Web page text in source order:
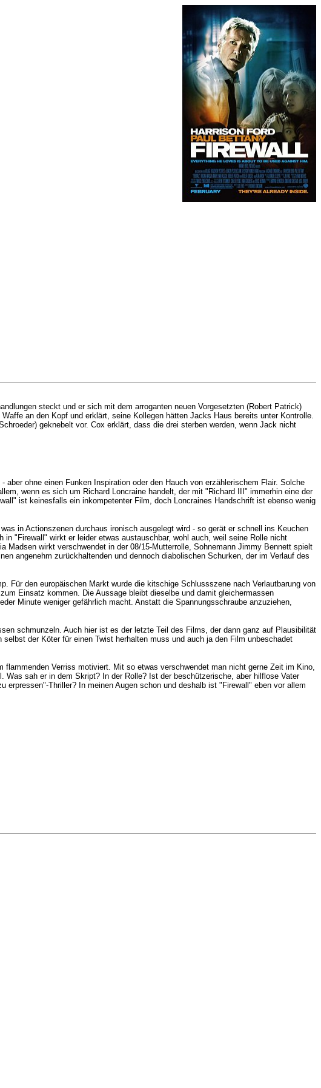
steckt und er sich mit dem arroganten neuen Vorgesetzten (Robert Patrick)
an den Kopf und erklärt, seine Kollegen hätten Jacks Haus bereits unter Kontrolle.
geknebelt vor. Cox erklärt, dass die drei sterben werden, wenn Jack nicht
ohne einen Funken Inspiration oder den Hauch von erzählerischem Flair. Solche
wenn es sich um Richard Loncraine handelt, der mit "Richard III" immerhin eine der
ist keinesfalls ein inkompetenter Film, doch Loncraines Handschrift ist ebenso wenig
in Actionszenen durchaus ironisch ausgelegt wird - so gerät er schnell ins Keuchen
"Firewall" wirkt er leider etwas austauschbar, wohl auch, weil seine Rolle nicht
wirkt verschwendet in der 08/15-Mutterrolle, Sohnemann Jimmy Bennett spielt
angenehm zurückhaltenden und dennoch diabolischen Schurken, der im Verlauf des
Für den europäischen Markt wurde die kitschige Schlussszene nach Verlautbarung von
Einsatz kommen. Die Aussage bleibt dieselbe und damit gleichermassen
Minute weniger gefährlich macht. Anstatt die Spannungsschraube anzuziehen,
schmunzeln. Auch hier ist es der letzte Teil des Films, der dann ganz auf Plausibilität
der Köter für einen Twist herhalten muss und auch ja den Film unbeschadet
Verriss motiviert. Mit so etwas verschwendet man nicht gerne Zeit im Kino,
sah er in dem Skript? In der Rolle? Ist der beschützerische, aber hilflose Vater
Thriller? In meinen Augen schon und deshalb ist "Firewall" eben vor allem